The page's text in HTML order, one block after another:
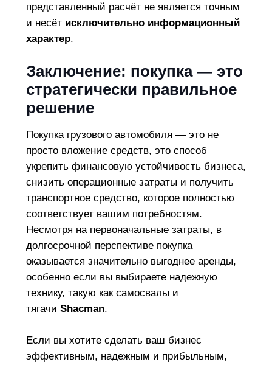
представленный расчёт не является точным
и несёт исключительно информационный
характер.
Заключение: покупка — это
стратегически правильное
решение
Покупка грузового автомобиля — это не
просто вложение средств, это способ
укрепить финансовую устойчивость бизнеса,
снизить операционные затраты и получить
транспортное средство, которое полностью
соответствует вашим потребностям.
Несмотря на первоначальные затраты, в
долгосрочной перспективе покупка
оказывается значительно выгоднее аренды,
особенно если вы выбираете надежную
технику, такую как самосвалы и
тягачи Shacman.
Если вы хотите сделать ваш бизнес
эффективным, надежным и прибыльным,